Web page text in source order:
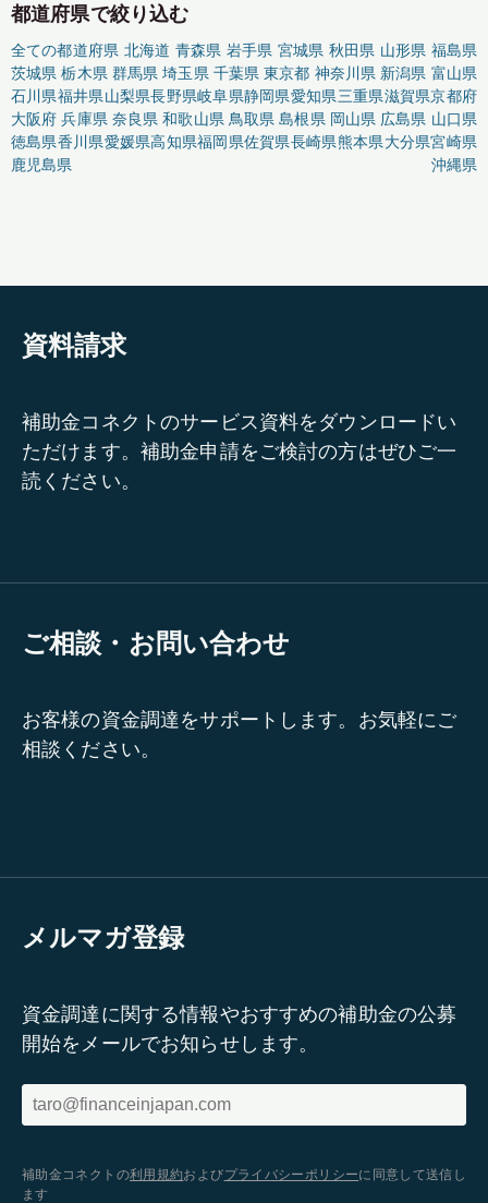
都道府県で絞り込む
全ての都道府県 北海道 青森県 岩手県 宮城県 秋田県 山形県 福島県
茨城県 栃木県 群馬県 埼玉県 千葉県 東京都 神奈川県 新潟県 富山県
石川県福井県山梨県長野県岐阜県静岡県愛知県三重県滋賀県京都府
大阪府 兵庫県 奈良県 和歌山県 鳥取県 島根県 岡山県 広島県 山口県
徳島県香川県愛媛県高知県福岡県佐賀県長崎県熊本県大分県宮崎県
鹿児島県
沖縄県
資料請求
補助金コネクトのサービス資料をダウンロードい
ただけます。補助金申請をご検討の方はぜひご一
読ください。
ご相談・お問い合わせ
お客様の資金調達をサポートします。お気軽にご
相談ください。
メルマガ登録
資金調達に関する情報やおすすめの補助金の公募
開始をメールでお知らせします。
補助金コネクトの利用規約およびプライバシーポリシーに同意して送信し
ます